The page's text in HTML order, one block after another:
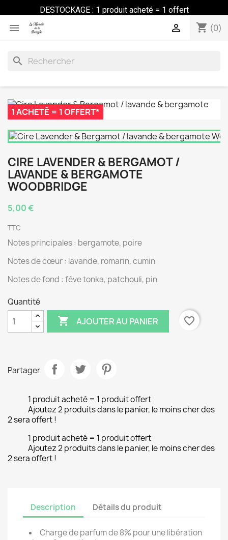
DESTOCKAGE : 1 produit acheté = 1 offert
 shopping_cart (0)

search
1 ACHETÉ = 1 OFFERT*
CIRE LAVENDER & BERGAMOT /
LAVANDE & BERGAMOTE
WOODBRIDGE
5,00 €
TTC
Notes principales : bergamote, poire
Notes de cœur : lavande, romarin, cumin
Notes de fond : fève tonka, patchouli, pin
Quantité
 AJOUTER AU PANIER favorite_border
Partager
1 produit acheté = 1 produit offert
Ajoutez 2 produits dans le panier, le moins cher des
2 sera offert !
1 produit acheté = 1 produit offert
Ajoutez 2 produits dans le panier, le moins cher des
2 sera offert !
Description Détails du produit
Charge de parfum de 8% pour une libération